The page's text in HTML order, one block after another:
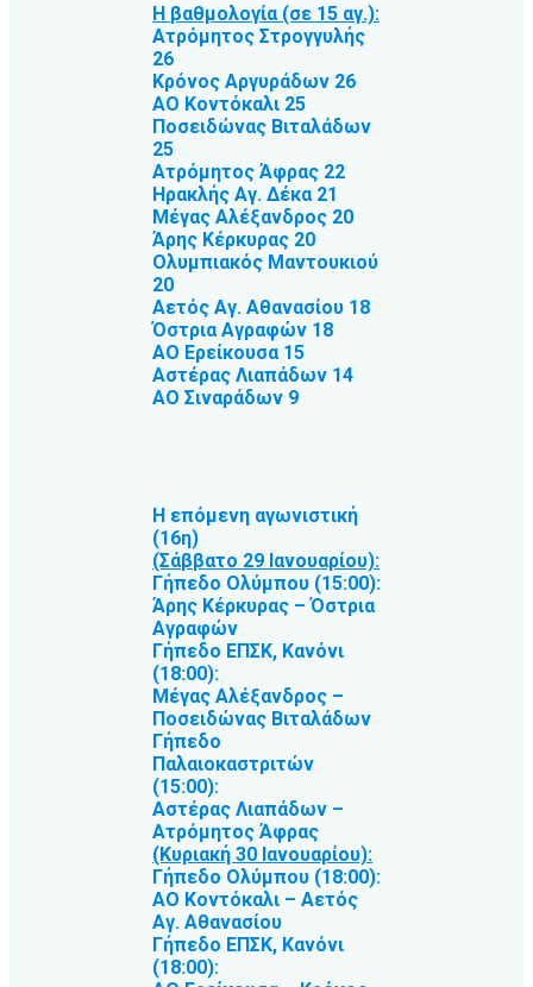
Η βαθμολογία (σε 15 αγ.):
Ατρόμητος Στρογγυλής
26
Κρόνος Αργυράδων 26
ΑΟ Κοντόκαλι 25
Ποσειδώνας Βιταλάδων
25
Ατρόμητος Άφρας 22
Ηρακλής Αγ. Δέκα 21
Μέγας Αλέξανδρος 20
Άρης Κέρκυρας 20
Ολυμπιακός Μαντουκιού
20
Αετός Αγ. Αθανασίου 18
Όστρια Αγραφών 18
ΑΟ Ερείκουσα 15
Αστέρας Λιαπάδων 14
ΑΟ Σιναράδων 9
Η επόμενη αγωνιστική
(16η)
(Σάββατο 29 Ιανουαρίου):
Γήπεδο Ολύμπου (15:00):
Άρης Κέρκυρας – Όστρια
Αγραφών
Γήπεδο ΕΠΣΚ, Κανόνι
(18:00):
Μέγας Αλέξανδρος –
Ποσειδώνας Βιταλάδων
Γήπεδο
Παλαιοκαστριτών
(15:00):
Αστέρας Λιαπάδων –
Ατρόμητος Άφρας
(Κυριακή 30 Ιανουαρίου):
Γήπεδο Ολύμπου (18:00):
ΑΟ Κοντόκαλι – Αετός
Αγ. Αθανασίου
Γήπεδο ΕΠΣΚ, Κανόνι
(18:00):